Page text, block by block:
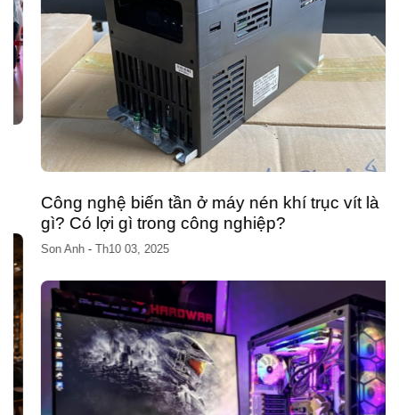
Công nghệ biến tần ở máy nén khí trục vít là
gì? Có lợi gì trong công nghiệp?
Son Anh-Th10 03, 2025